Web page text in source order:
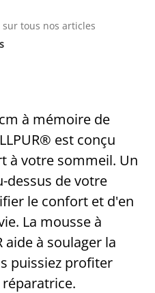
tous nos articles
à mémoire de
® est conçu
à votre sommeil. Un
dessus de votre
le confort et d'en
La mousse à
à soulager la
puissiez profiter